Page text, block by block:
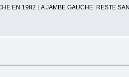
EN 1982 LA JAMBE GAUCHE RESTE